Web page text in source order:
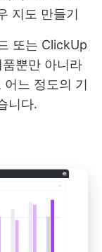
지도 만들기
또는 ClickUp
뿐만 아니라
느 정도의 기
니다.